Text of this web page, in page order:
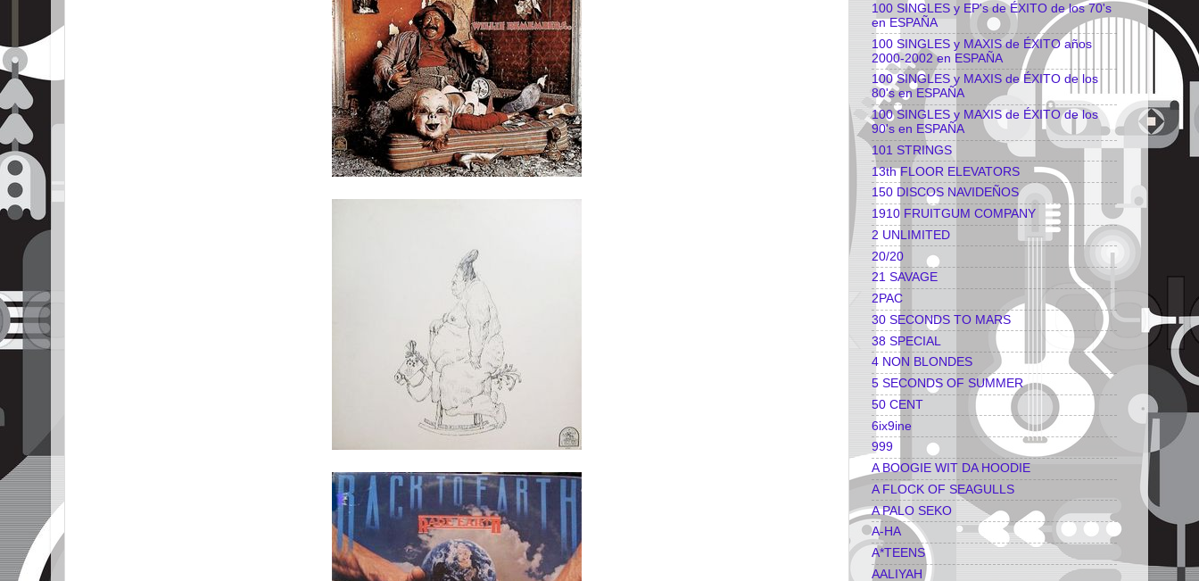
100 SINGLES y EP's de ÉXITO de los 70's
en ESPAÑA
100 SINGLES y MAXIS de ÉXITO años
2000-2002 en ESPAÑA
100 SINGLES y MAXIS de ÉXITO de los
80's en ESPAÑA
100 SINGLES y MAXIS de ÉXITO de los
90's en ESPAÑA
101 STRINGS
13th FLOOR ELEVATORS
150 DISCOS NAVIDEÑOS
1910 FRUITGUM COMPANY
2 UNLIMITED
20/20
21 SAVAGE
2PAC
30 SECONDS TO MARS
38 SPECIAL
4 NON BLONDES
5 SECONDS OF SUMMER
50 CENT
6ix9ine
999
A BOOGIE WIT DA HOODIE
A FLOCK OF SEAGULLS
A PALO SEKO
A-HA
A*TEENS
AALIYAH